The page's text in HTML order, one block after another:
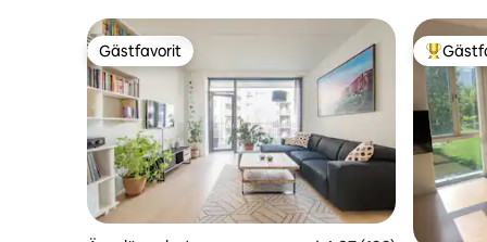
Gästfavorit
Gästfavorit